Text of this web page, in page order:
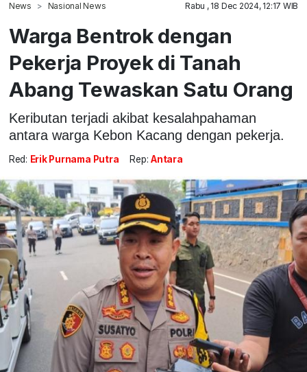
News Nasional News Rabu , 18 Dec 2024, 12:17 WIB
Warga Bentrok dengan
Pekerja Proyek di Tanah
Abang Tewaskan Satu Orang
Keributan terjadi akibat kesalahpahaman
antara warga Kebon Kacang dengan pekerja.
Red: Erik Purnama Putra Rep: Antara